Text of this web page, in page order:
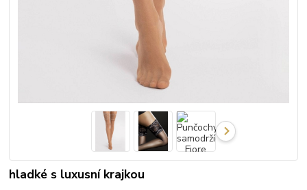
hladké s luxusní krajkou